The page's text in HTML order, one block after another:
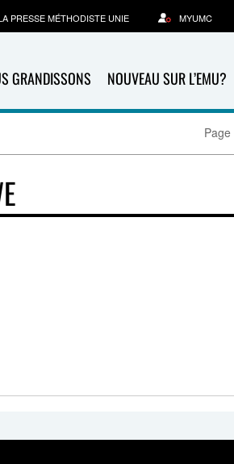
GRANDISSONS NOUVEAU SUR L’EMU?
PRESSE MÉTHODISTE UNIE MYUMC